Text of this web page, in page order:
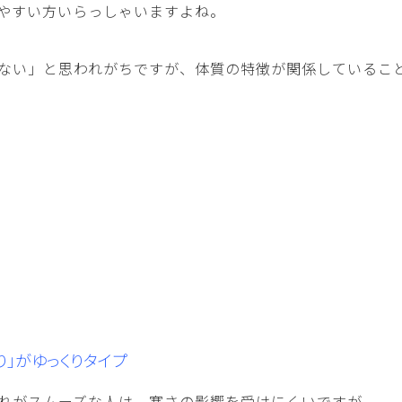
すい方いらっしゃいますよね。
い」と思われがちですが、体質の特徴が関係しているこ
がゆっくりタイプ